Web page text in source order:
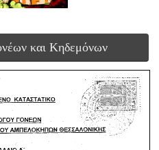
και Κηδεμόνων